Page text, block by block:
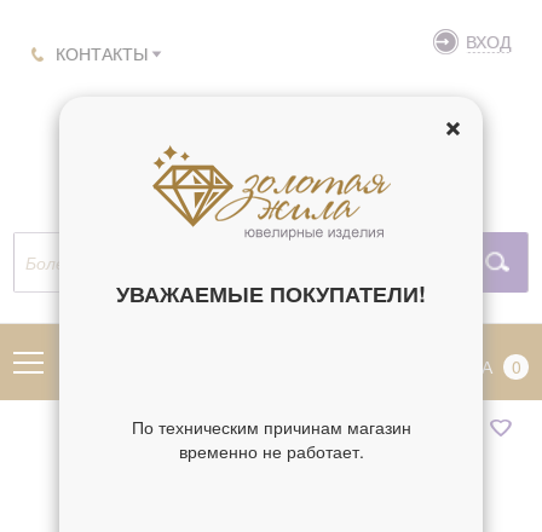
КОНТАКТЫ ВХОД
КОРЗИНА 0
УВАЖАЕМЫЕ ПОКУПАТЕЛИ!
По техническим причинам магазин
временно не работает.